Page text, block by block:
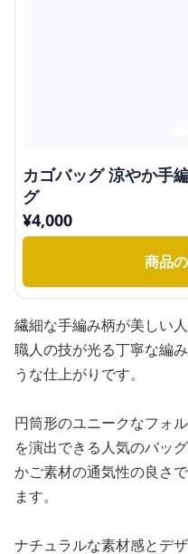
カゴバッグ 涼やか手
グ
¥4,000
商品
繊細な手編み柄が美しい
職人の技が光る丁寧な編
うな仕上がりです。
円筒形のユニークなフォ
を演出できる人気のバッグ
かご素材の通気性の良さ
ます。
ナチュラルな素材感とデ